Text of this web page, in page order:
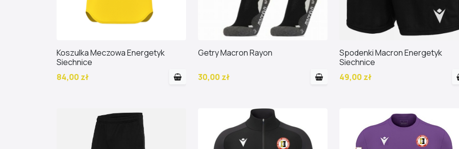
Koszulka Meczowa Energetyk
Siechnice
84,00 zł
Getry Macron Rayon
30,00 zł
Spodenki Macron Energetyk
Siechnice
49,00 zł